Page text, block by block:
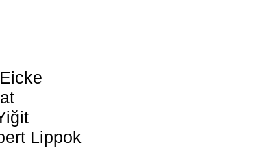
Lippok